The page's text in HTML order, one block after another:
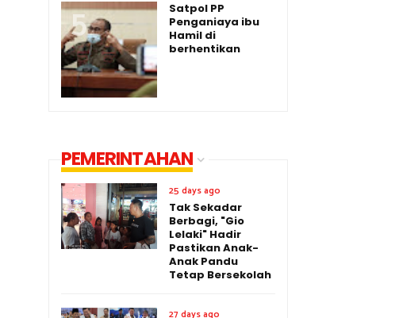
Satpol PP
Penganiaya ibu
Hamil di
berhentikan
PEMERINTAHAN
25 days ago
Tak Sekadar
Berbagi, "Gio
Lelaki" Hadir
Pastikan Anak-
Anak Pandu
Tetap Bersekolah
27 days ago